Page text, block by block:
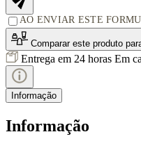
AO ENVIAR ESTE
Comparar este produto
Entrega em 24 horas Em
Informação
Informação